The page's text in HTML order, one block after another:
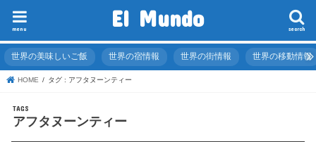
El Mundo search
menu
世界の美味しいご飯 世界の宿情報 世界の街情報 世界の移動情報
HOME タグ : アフタヌーンティー
アフタヌーンティー